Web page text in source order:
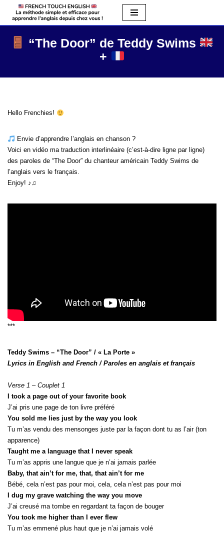
Aller
au
contenu “The Door” de Teddy Swims
+
Hello Frenchies!
Envie d’apprendre l’anglais en chanson ?
Voici en vidéo ma traduction interlinéaire (c’est-à-dire ligne par ligne)
des paroles de “The Door” du chanteur américain Teddy Swims de
l’anglais vers le français.
Enjoy! ♪♫
***
Teddy Swims – “The Door” / « La Porte »
Lyrics in English and French / Paroles en anglais et français
Verse 1 – Couplet 1
I took a page out of your favorite book
J’ai pris une page de ton livre préféré
You sold me lies just by the way you look
Tu m’as vendu des mensonges juste par la façon dont tu as l’air (ton
apparence)
Taught me a language that I never speak
Tu m’as appris une langue que je n’ai jamais parlée
Baby, that ain’t for me, that, that ain’t for me
Bébé, cela n’est pas pour moi, cela, cela n’est pas pour moi
I dug my grave watching the way you move
J’ai creusé ma tombe en regardant ta façon de bouger
You took me higher than I ever flew
Tu m’as emmené plus haut que je n’ai jamais volé